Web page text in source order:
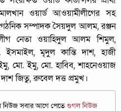
ওয়ার্ড আওয়ামীলীগের সহ
সম্পাদক সৈয়দুল আলম, রঞ্জন
নেতা ওয়াহিদুল আলম শিমুল,
মৃদুল কান্তি দাশ, হাজী
মো. ইমু, মো. হাবিব, শাহনেওয়াজ
জিতু, রুবেল দত্ত প্রমুখ।
নিউজ সবার আগে পেতেগুগল নিউজ